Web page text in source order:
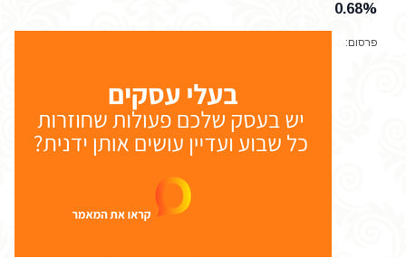
0.68%
פרסום: